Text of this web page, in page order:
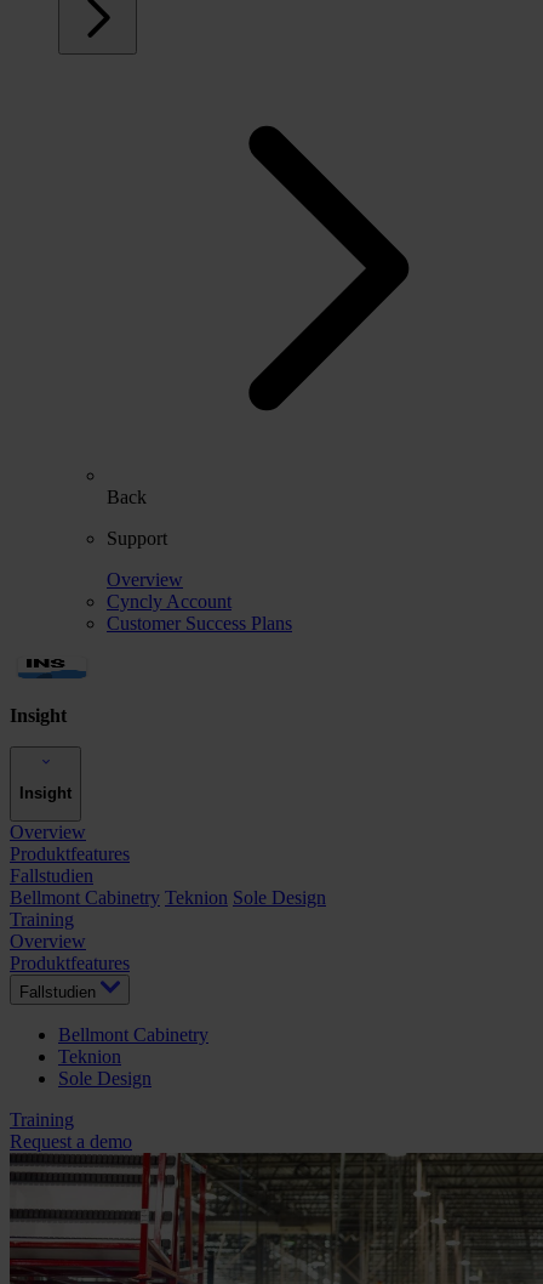
Back
Support
Overview
Cyncly Account
Customer Success Plans
Insight
Insight
Overview
Produktfeatures
Fallstudien
Bellmont Cabinetry Teknion Sole Design
Training
Overview
Produktfeatures
Fallstudien
Bellmont Cabinetry
Teknion
Sole Design
Training
Request a demo